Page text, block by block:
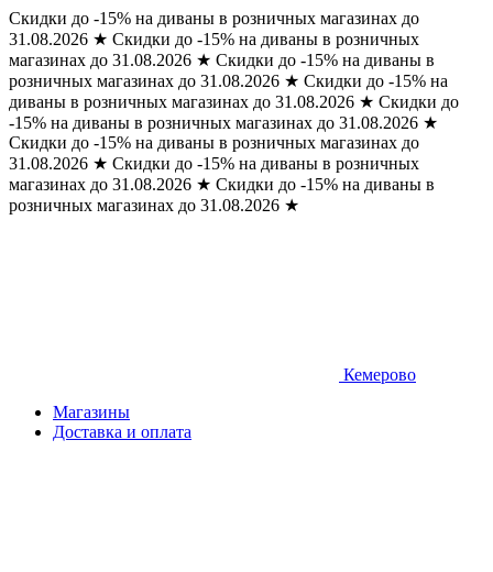
Скидки до -15% на диваны в розничных магазинах до
31.08.2026 ★ Скидки до -15% на диваны в розничных
магазинах до 31.08.2026 ★ Скидки до -15% на диваны в
розничных магазинах до 31.08.2026 ★ Скидки до -15% на
диваны в розничных магазинах до 31.08.2026 ★ Скидки до
-15% на диваны в розничных магазинах до 31.08.2026 ★
Скидки до -15% на диваны в розничных магазинах до
31.08.2026 ★ Скидки до -15% на диваны в розничных
магазинах до 31.08.2026 ★ Скидки до -15% на диваны в
розничных магазинах до 31.08.2026 ★
Кемерово
Магазины
Доставка и оплата